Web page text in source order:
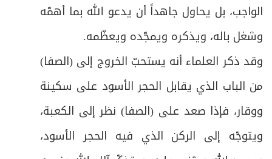
الواجب، بل يحاول جاهداً أن يدعو الله بما أهمّه
وشغل باله، ويذكره ويمجّده ويعظّمه.
وقد ذكر العلماء أنه يستحبّ الخروج إلى (الصفا)
من الباب الذي يقابل الحجر الأسود على سكينة
ووقار، فإذا صعد على (الصفا) نظر إلى الكعبة،
ويتوجّه إلى الركن الذي فيه الحجر الأسود،
ص
51 فرعٌ: في مستحبات رمي الجمرات
52
الواجب الثاني: الذبح أو النحر تفاصيل هذا
الواجب وأحكامه
ص53 أولاً: في صفات الهدي
54 ثانياً: في شروط الذبح